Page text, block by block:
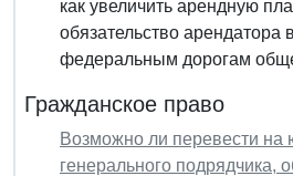
как увеличить арендную
обязательство
федеральным дорогам
Гражданское право
Возможно ли перевести
генерального подрядчика,